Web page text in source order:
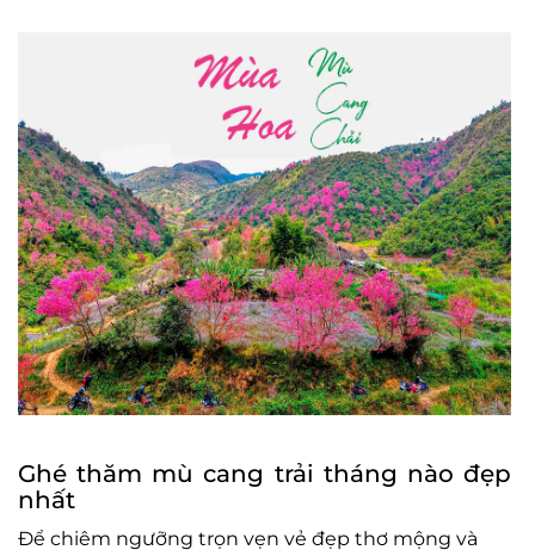
Ghé thăm mù cang trải tháng nào đẹp
nhất
Để chiêm ngưỡng trọn vẹn vẻ đẹp thơ mộng và